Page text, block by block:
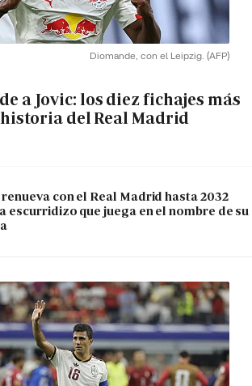
Diomande, con el Leipzig. (AFP)
a Jovic: los diez fichajes más
del Real Madrid
con el Real Madrid hasta 2032
escurridizo que juega en el nombre de su